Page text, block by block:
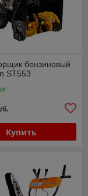
бензиновый
ST553
Купить